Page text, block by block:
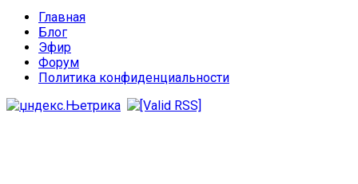
Главная
Блог
Эфир
Форум
Политика конфиденциальности